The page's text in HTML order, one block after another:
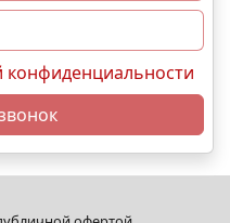
конфиденциальности